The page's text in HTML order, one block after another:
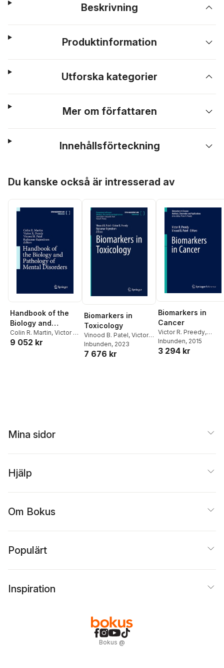
Beskrivning
Produktinformation
Utforska kategorier
Mer om författaren
Innehållsförteckning
Du kanske också är intresserad av
Handbook of the
Biology and
Pathology of
Mental Disorders
Colin R. Martin, Victor R.
Preedy, Vinood B.
9 052 kr
Biomarkers in
Toxicology
Vinood B. Patel, Victor
R. Preedy,Rajkumar
Rajendram
Inbunden, 2023
7 676 kr
Biomarkers in
Cancer
Victor R. Preedy,
Vinood B. Patel
Inbunden, 2015
3 294 kr
Mina sidor
Hjälp
Om Bokus
Populärt
Inspiration
Bokus @